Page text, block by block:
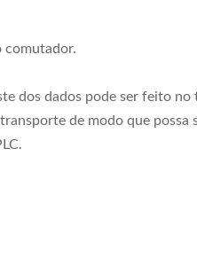
comutador.
dos dados pode ser feito no
de modo que